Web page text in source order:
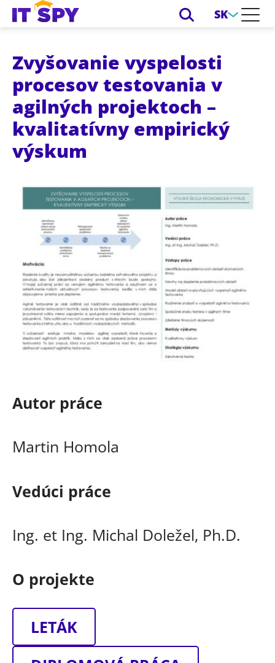
SK
Zvyšovanie vyspelosti
procesov testovania v
agilných projektoch –
kvalitatívny empirický
výskum
Autor práce
Martin Homola
Vedúci práce
Ing. et Ing. Michal Doležel, Ph.D.
O projekte
LETÁK